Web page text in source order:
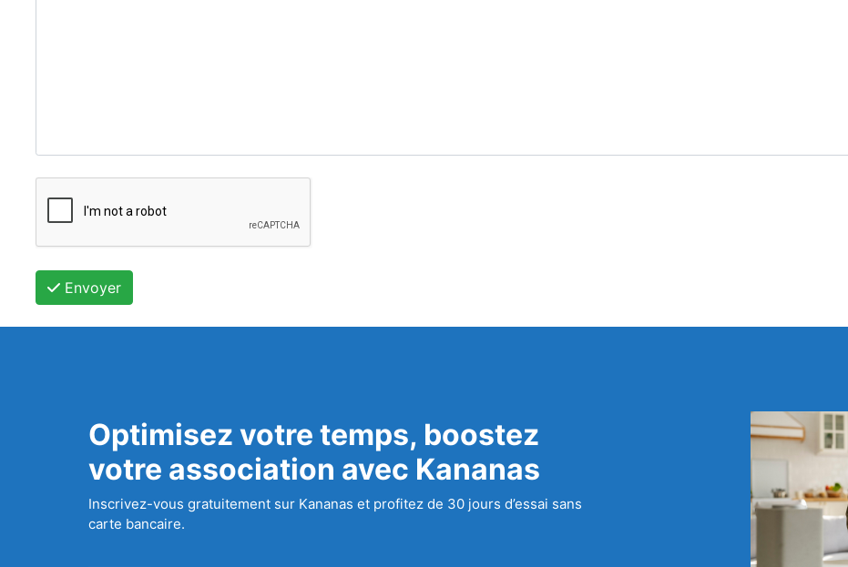
Envoyer
Optimisez votre temps, boostez
votre association avec Kananas
Inscrivez-vous gratuitement sur Kananas et profitez de 30 jours d’essai sans
carte bancaire.